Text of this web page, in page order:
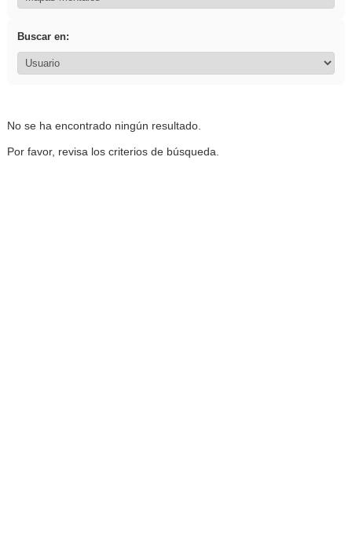
Buscar en:
No se ha encontrado ningún resultado.
Por favor, revisa los criterios de búsqueda.